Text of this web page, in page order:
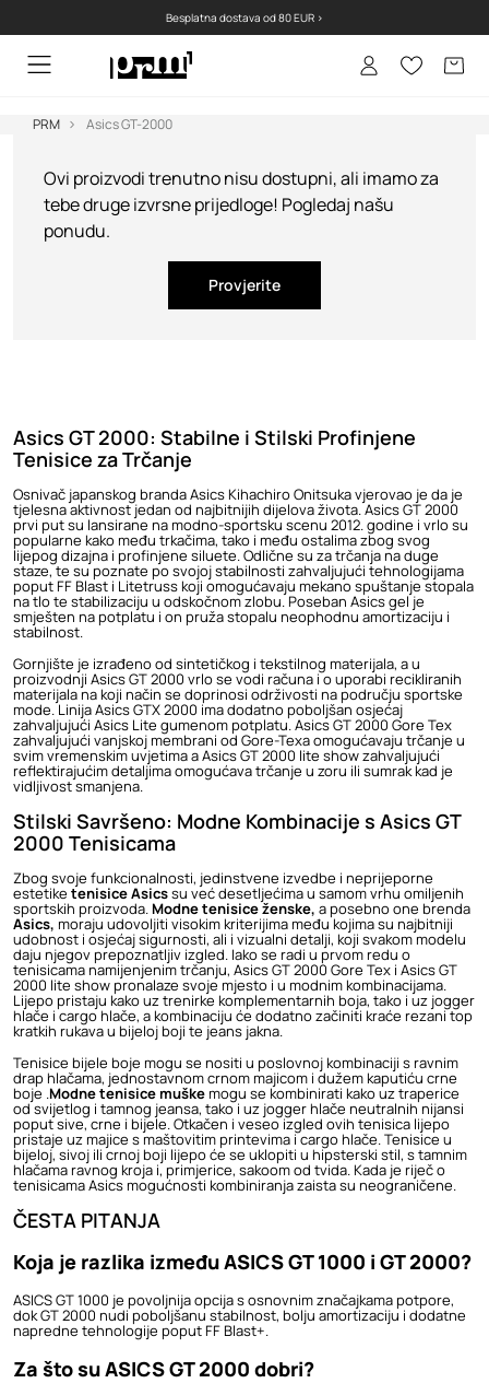
Besplatna dostava od 80 EUR >
PRM Asics GT-2000
Ovi proizvodi trenutno nisu dostupni, ali imamo za
tebe druge izvrsne prijedloge! Pogledaj našu
ponudu.
Provjerite
Asics GT 2000: Stabilne i Stilski Profinjene
Tenisice za Trčanje
Osnivač japanskog branda Asics Kihachiro Onitsuka vjerovao je da je
tjelesna aktivnost jedan od najbitnijih dijelova života. Asics GT 2000
prvi put su lansirane na modno-sportsku scenu 2012. godine i vrlo su
popularne kako među trkačima, tako i među ostalima zbog svog
lijepog dizajna i profinjene siluete. Odlične su za trčanja na duge
staze, te su poznate po svojoj stabilnosti zahvaljujući tehnologijama
poput FF Blast i Litetruss koji omogućavaju mekano spuštanje stopala
na tlo te stabilizaciju u odskočnom zlobu. Poseban Asics gel je
smješten na potplatu i on pruža stopalu neophodnu amortizaciju i
stabilnost.
Gornjište je izrađeno od sintetičkog i tekstilnog materijala, a u
proizvodnji Asics GT 2000 vrlo se vodi računa i o uporabi recikliranih
materijala na koji način se doprinosi održivosti na području sportske
mode. Linija Asics GTX 2000 ima dodatno poboljšan osjećaj
zahvaljujući Asics Lite gumenom potplatu. Asics GT 2000 Gore Tex
zahvaljujući vanjskoj membrani od Gore-Texa omogućavaju trčanje u
svim vremenskim uvjetima a Asics GT 2000 lite show zahvaljujući
reflektirajućim detaljima omogućava trčanje u zoru ili sumrak kad je
vidljivost smanjena.
Stilski Savršeno: Modne Kombinacije s Asics GT
2000 Tenisicama
Zbog svoje funkcionalnosti, jedinstvene izvedbe i neprijeporne
estetike tenisice Asicssu već desetljećima u samom vrhu omiljenih
sportskih proizvoda.Modne tenisice ženske, a posebno one brenda
Asics, moraju udovoljiti visokim kriterijima među kojima su najbitniji
udobnost i osjećaj sigurnosti, ali i vizualni detalji, koji svakom modelu
daju njegov prepoznatljiv izgled. Iako se radi u prvom redu o
tenisicama namijenjenim trčanju, Asics GT 2000 Gore Tex i Asics GT
2000 lite show pronalaze svoje mjesto i u modnim kombinacijama.
Lijepo pristaju kako uz trenirke komplementarnih boja, tako i uz jogger
hlače i cargo hlače, a kombinaciju će dodatno začiniti kraće rezani top
kratkih rukava u bijeloj boji te jeans jakna.
Tenisice bijele boje mogu se nositi u poslovnoj kombinaciji s ravnim
drap hlačama, jednostavnom crnom majicom i dužem kaputiću crne
boje .Modne tenisice muškemogu se kombinirati kako uz traperice
od svijetlog i tamnog jeansa, tako i uz jogger hlače neutralnih nijansi
poput sive, crne i bijele. Otkačen i veseo izgled ovih tenisica lijepo
pristaje uz majice s maštovitim printevima i cargo hlače. Tenisice u
bijeloj, sivoj ili crnoj boji lijepo će se uklopiti u hipsterski stil, s tamnim
hlačama ravnog kroja i, primjerice, sakoom od tvida. Kada je riječ o
tenisicama Asics mogućnosti kombiniranja zaista su neograničene.
ČESTA PITANJA
Koja je razlika između ASICS GT 1000 i GT 2000?
ASICS GT 1000 je povoljnija opcija s osnovnim značajkama potpore,
dok GT 2000 nudi poboljšanu stabilnost, bolju amortizaciju i dodatne
napredne tehnologije poput FF Blast+.
Za što su ASICS GT 2000 dobri?